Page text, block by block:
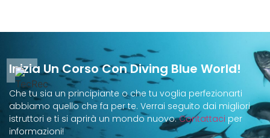
Inizia Un Corso Con Diving Blue World!
Che tu sia un principiante o che tu voglia perfezionarti
abbiamo quello che fa per te. Verrai seguito dai migliori
istruttori e ti si aprirà un mondo nuovo.Contattaci per
informazioni!